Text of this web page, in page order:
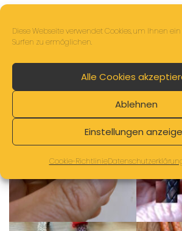
Diese Webseite verwendet Cookies, um Ihnen
Surfen zu ermöglichen.
Alle Cookies
Ablehnen
Einstellungen
Cookie-Richtlinie